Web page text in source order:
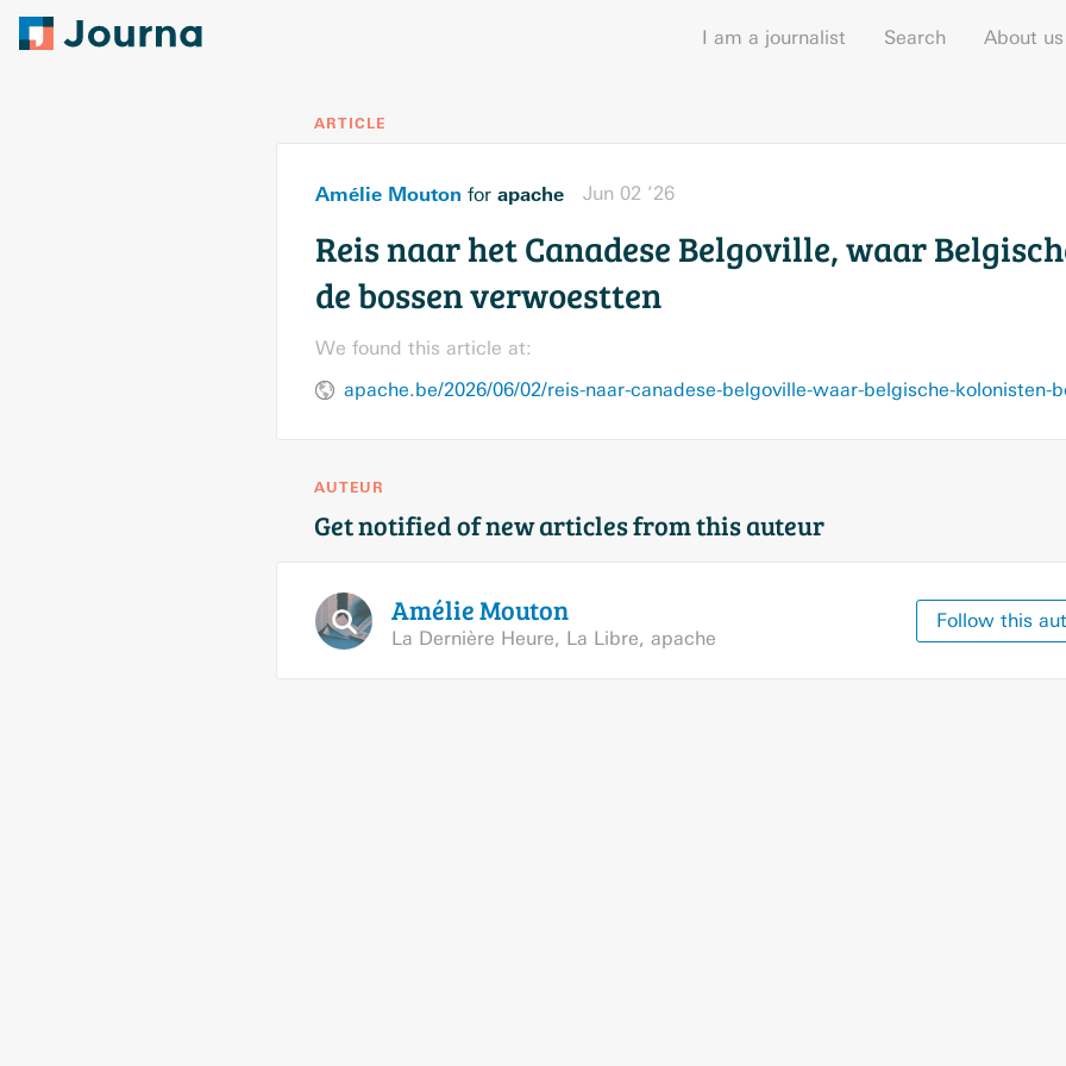
I am a journalist Search About us
ARTICLE
Amélie Mouton for apache Jun 02 ’26
Reis naar het Canadese Belgoville, waar
de bossen verwoestten
We found this article at:
apache.be/2026/06/02/reis-naar-canadese-belgoville-waar-belgische-kolonisten-
AUTEUR
Get notified of new articles from this auteur
AmélieMouton
La Dernière Heure, La Libre, apache
Follow this